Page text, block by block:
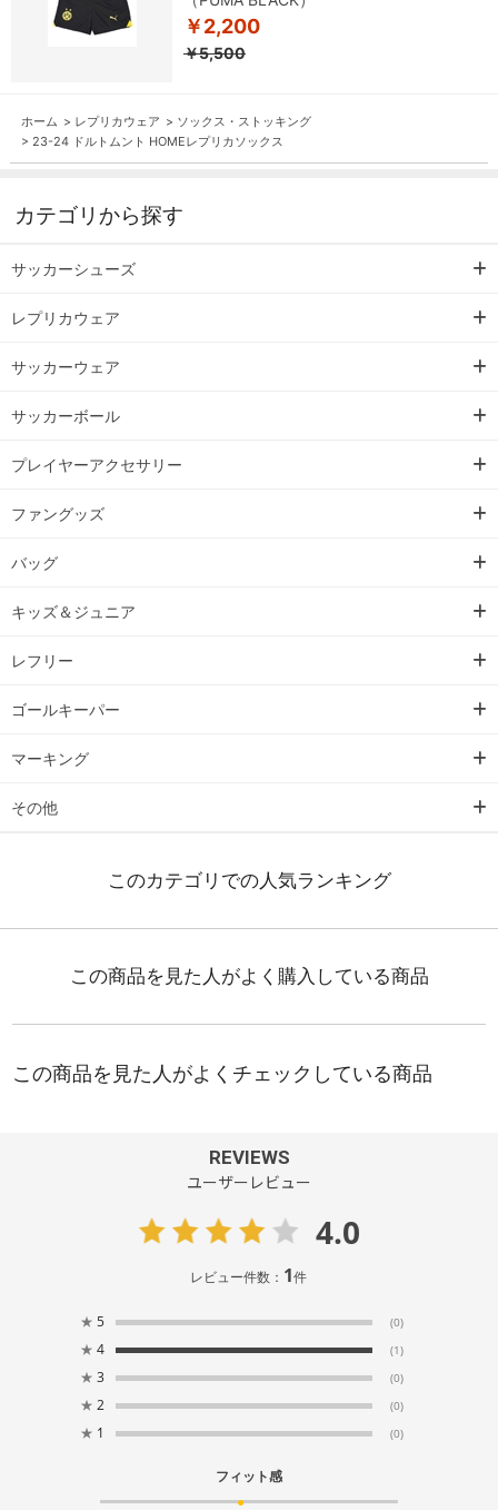
￥2,200
￥5,500
ホーム > レプリカウェア > ソックス・ストッキング
> 23-24 ドルトムント HOMEレプリカソックス
カテゴリから探す
サッカーシューズ
レプリカウェア
サッカーウェア
サッカーボール
プレイヤーアクセサリー
ファングッズ
バッグ
キッズ＆ジュニア
レフリー
ゴールキーパー
マーキング
その他
REVIEWS
ユーザーレビュー
4.0
レビュー件数： 1件
★ 5 (0)
★ 4 (1)
★ 3 (0)
★ 2 (0)
★ 1 (0)
フィット感